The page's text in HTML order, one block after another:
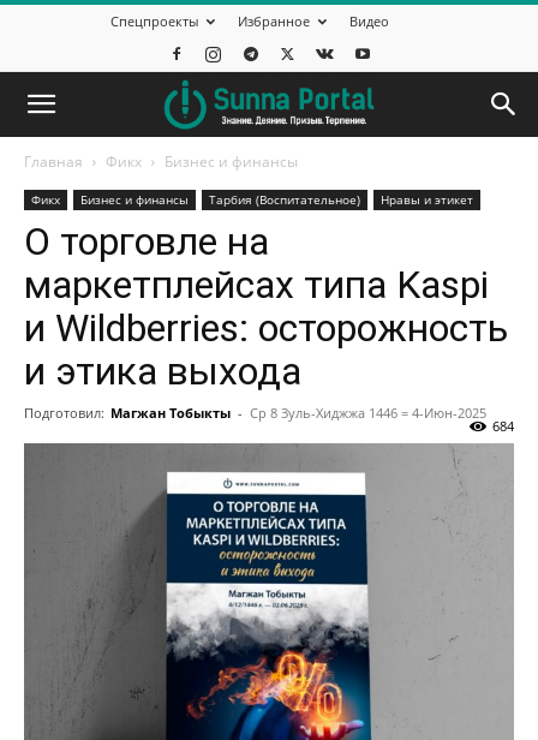
Спецпроекты Избранное Видео
Главная Фикх Бизнес и финансы
Фикх Бизнес и финансы Тарбия (Воспитательное) Нравы и этикет
О торговле на
маркетплейсах типа Kaspi
и Wildberries: осторожность
и этика выхода
Подготовил: Магжан Тобыкты - Ср 8 Зуль-Хиджжа 1446 = 4-Июн-2025
684